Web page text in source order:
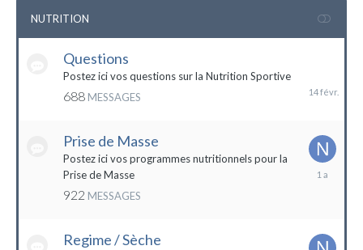
NUTRITION
Questions
Postez ici vos questions sur la Nutrition Sportive
688 MESSAGES
Prise de Masse
Postez ici vos programmes nutritionnels pour la
Prise de Masse
922 MESSAGES
19
Regime / Sèche